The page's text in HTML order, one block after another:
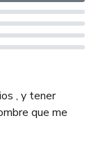
, y tener
que me